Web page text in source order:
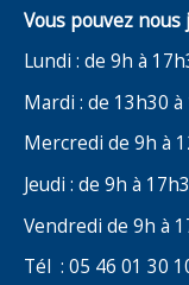
Vous pouvez
Lundi : de 9h à
Mardi : de 13h30
Mercredi de 9h à
Jeudi : de 9h à
Vendredi de 9h à
Tél : 05 46 01 30